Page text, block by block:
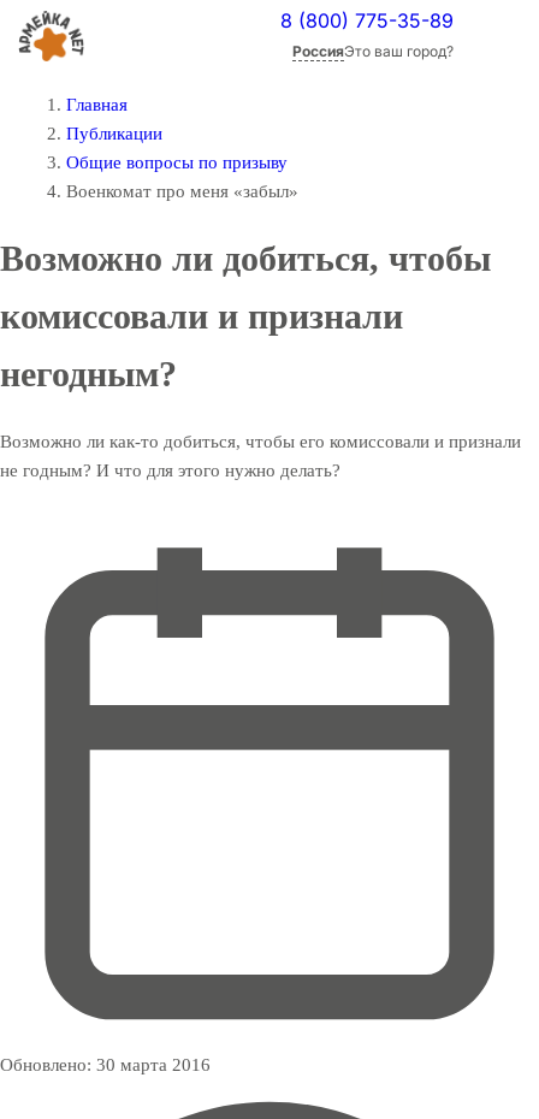
8 (800) 775-35-89
РоссияЭто ваш город?
Главная
Публикации
Общие вопросы по призыву
Военкомат про меня «забыл»
Возможно ли добиться, чтобы
комиссовали и признали
негодным?
Возможно ли как-то добиться, чтобы его комиссовали и признали
не годным? И что для этого нужно делать?
Обновлено: 30 марта 2016